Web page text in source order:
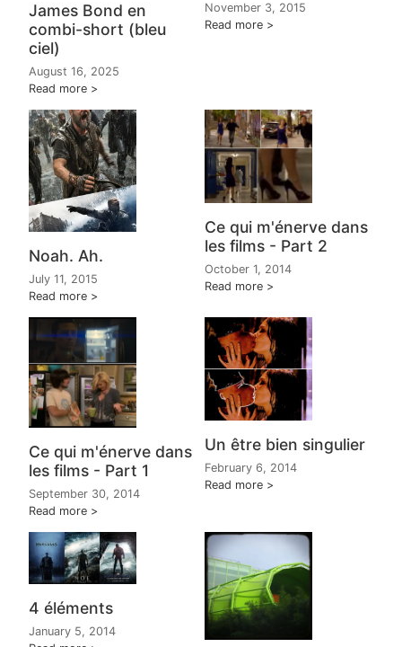
James Bond en
combi-short (bleu
ciel)
August 16, 2025
Read more
November 3, 2015
Read more
Noah. Ah.
July 11, 2015
Read more
Ce qui m'énerve dans
les films - Part 2
October 1, 2014
Read more
Ce qui m'énerve dans
les films - Part 1
September 30, 2014
Read more
Un être bien singulier
February 6, 2014
Read more
4 éléments
January 5, 2014